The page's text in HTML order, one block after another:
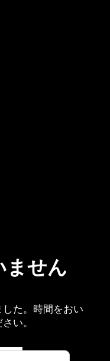
ません
た。時間をおい
い。